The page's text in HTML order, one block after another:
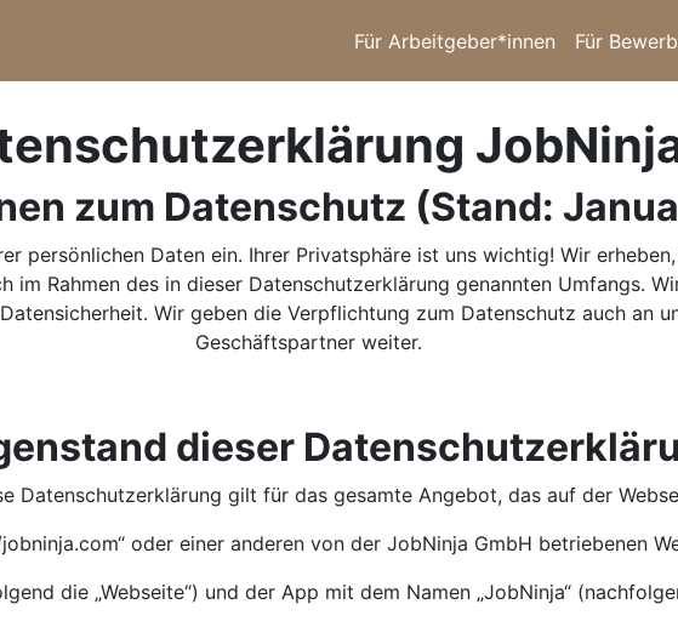
Für Arbeitgeber*innen Für
zum Datenschutz (Stand:
persönlichen Daten ein. Ihrer Privatsphäre ist uns wichtig! Wir
im Rahmen des in dieser Datenschutzerklärung genannten Umfangs.
Wir geben die Verpflichtung zum Datenschutz auch an
Geschäftspartner weiter.
dieser
Datenschutzerklärung gilt für das gesamte Angebot, das auf der
oder einer anderen von der JobNinja GmbH betriebenen
die „Webseite“) und der App mit dem Namen „JobNinja“